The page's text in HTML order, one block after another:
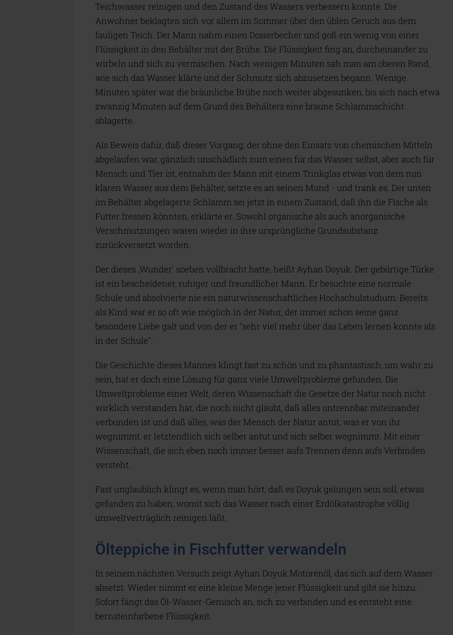
Teichwasser reinigen und den Zustand des Wassers verbessern konnte. Die
Anwohner beklagten sich vor allem im Sommer über den üblen Geruch aus dem
fauligen Teich. Der Mann nahm einen Dosierbecher und goß ein wenig von einer
Flüssigkeit in den Behälter mit der Brühe. Die Flüssigkeit fing an, durcheinander zu
wirbeln und sich zu vermischen. Nach wenigen Minuten sah man am oberen Rand,
wie sich das Wasser klärte und der Schmutz sich abzusetzen begann. Wenige
Minuten später war die bräunliche Brühe noch weiter abgesunken, bis sich nach etwa
zwanzig Minuten auf dem Grund des Behälters eine braune Schlammschicht
ablagerte.
Als Beweis dafür, daß dieser Vorgang, der ohne den Einsatz von chemischen Mitteln
abgelaufen war, gänzlich unschädlich zum einen für das Wasser selbst, aber auch für
Mensch und Tier ist, entnahm der Mann mit einem Trinkglas etwas von dem nun
klaren Wasser aus dem Behälter, setzte es an seinen Mund - und trank es. Der unten
im Behälter abgelagerte Schlamm sei jetzt in einem Zustand, daß ihn die Fische als
Futter fressen könnten, erklärte er. Sowohl organische als auch anorganische
Verschmutzungen waren wieder in ihre ursprüngliche Grundsubstanz
zurückversetzt worden.
Der dieses ‚Wunder' soeben vollbracht hatte, heißt Ayhan Doyuk. Der gebürtige Türke
ist ein bescheidener, ruhiger und freundlicher Mann. Er besuchte eine normale
Schule und absolvierte nie ein naturwissenschaftliches Hochschulstudium. Bereits
als Kind war er so oft wie möglich in der Natur, der immer schon seine ganz
besondere Liebe galt und von der er "sehr viel mehr über das Leben lernen konnte als
in der Schule".
Die Geschichte dieses Mannes klingt fast zu schön und zu phantastisch, um wahr zu
sein, hat er doch eine Lösung für ganz viele Umweltprobleme gefunden. Die
Umweltprobleme einer Welt, deren Wissenschaft die Gesetze der Natur noch nicht
wirklich verstanden hat, die noch nicht glaubt, daß alles untrennbar miteinander
verbunden ist und daß alles, was der Mensch der Natur antut, was er von ihr
wegnimmt, er letztendlich sich selber antut und sich selber wegnimmt. Mit einer
Wissenschaft, die sich eben noch immer besser aufs Trennen denn aufs Verbinden
versteht.
Fast unglaublich klingt es, wenn man hört, daß es Doyuk gelungen sein soll, etwas
gefunden zu haben, womit sich das Wasser nach einer Erdölkatastrophe völlig
umweltverträglich reinigen läßt.
Ölteppiche in Fischfutter verwandeln
In seinem nächsten Versuch zeigt Ayhan Doyuk Motorenöl, das sich auf dem Wasser
absetzt. Wieder nimmt er eine kleine Menge jener Flüssigkeit und gibt sie hinzu.
Sofort fängt das Öl-Wasser-Gemisch an, sich zu verbinden und es entsteht eine
bernsteinfarbene Flüssigkeit.